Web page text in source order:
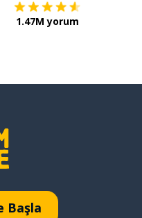
1.47M yorum
Başla